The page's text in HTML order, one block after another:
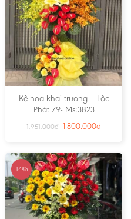
Kệ hoa khai trương – Lộc
Phát 79- Ms:3823
1.951.000₫ 1.800.000₫
-14%